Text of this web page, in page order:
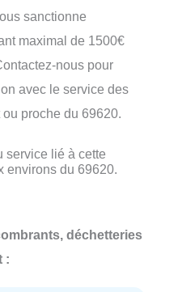
sanctionne
maximal de 1500€
nous pour
avec le service des
proche du 69620.
service lié à cette
environs du 69620.
déchetteries
: